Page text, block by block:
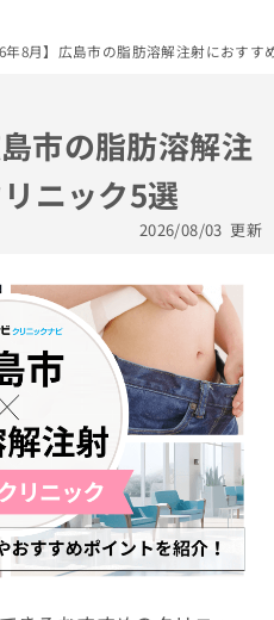
年8月】広島市の脂肪溶解注射におすす
市の脂肪溶解注
ニック5選
2026/08/03 更新